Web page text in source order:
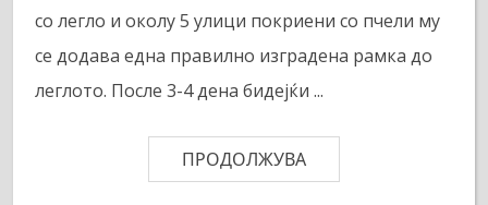
со легло и околу 5 улици покриени со пчели му
се додава една правилно изградена рамка до
леглото. После 3-4 дена бидејќи ...
ПРОДОЛЖУВА